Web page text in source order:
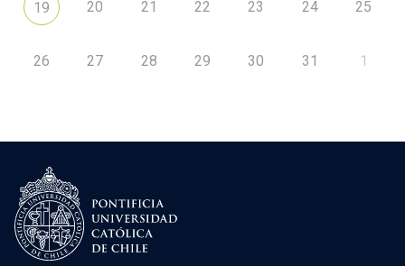
19 20 21 22 23 24 25
26 27 28 29 30 31 1